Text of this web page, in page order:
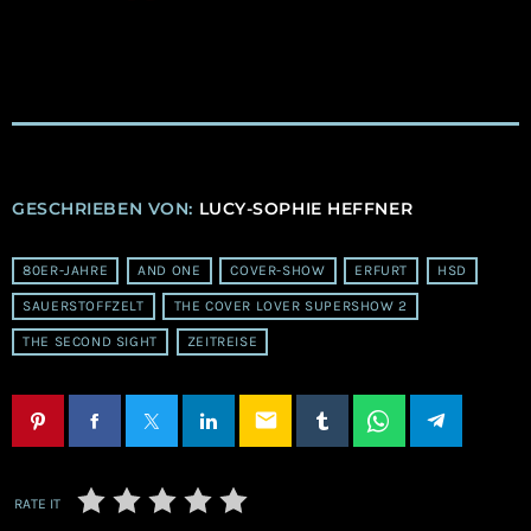
GESCHRIEBEN VON: LUCY-SOPHIE HEFFNER
80ER-JAHRE AND ONE COVER-SHOW ERFURT HSD
SAUERSTOFFZELT THE COVER LOVER SUPERSHOW 2
THE SECOND SIGHT ZEITREISE
email
RATE IT